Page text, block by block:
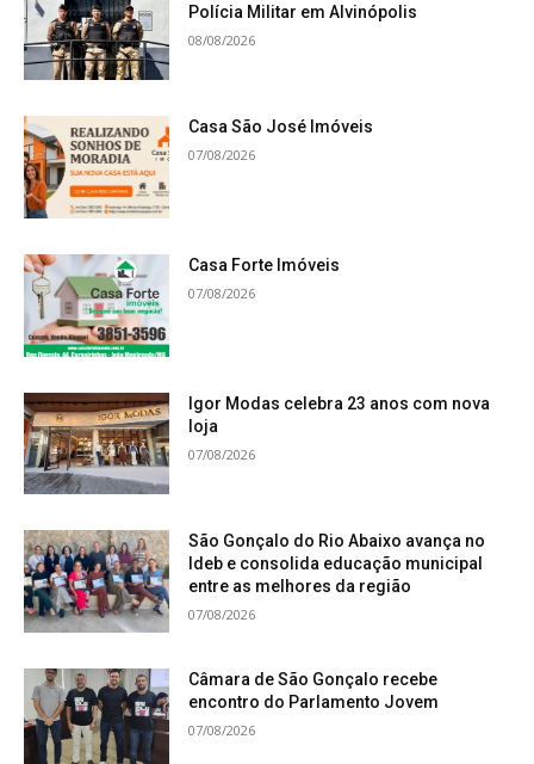
Polícia Militar em Alvinópolis
08/08/2026
Casa São José Imóveis
07/08/2026
Casa Forte Imóveis
07/08/2026
Igor Modas celebra 23 anos com nova
loja
07/08/2026
São Gonçalo do Rio Abaixo avança no
Ideb e consolida educação municipal
entre as melhores da região
07/08/2026
Câmara de São Gonçalo recebe
encontro do Parlamento Jovem
07/08/2026